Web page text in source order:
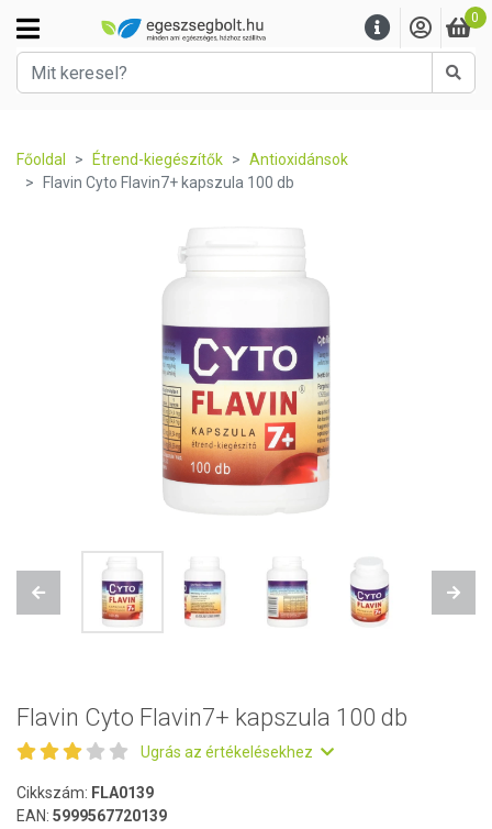
0
Főoldal Étrend-kiegészítők
Antioxidánsok
Flavin Cyto Flavin7+ kapszula 100 db
Previous Next
Flavin Cyto Flavin7+ kapszula 100 db
Ugrás az értékelésekhez
Cikkszám: FLA0139
EAN: 5999567720139